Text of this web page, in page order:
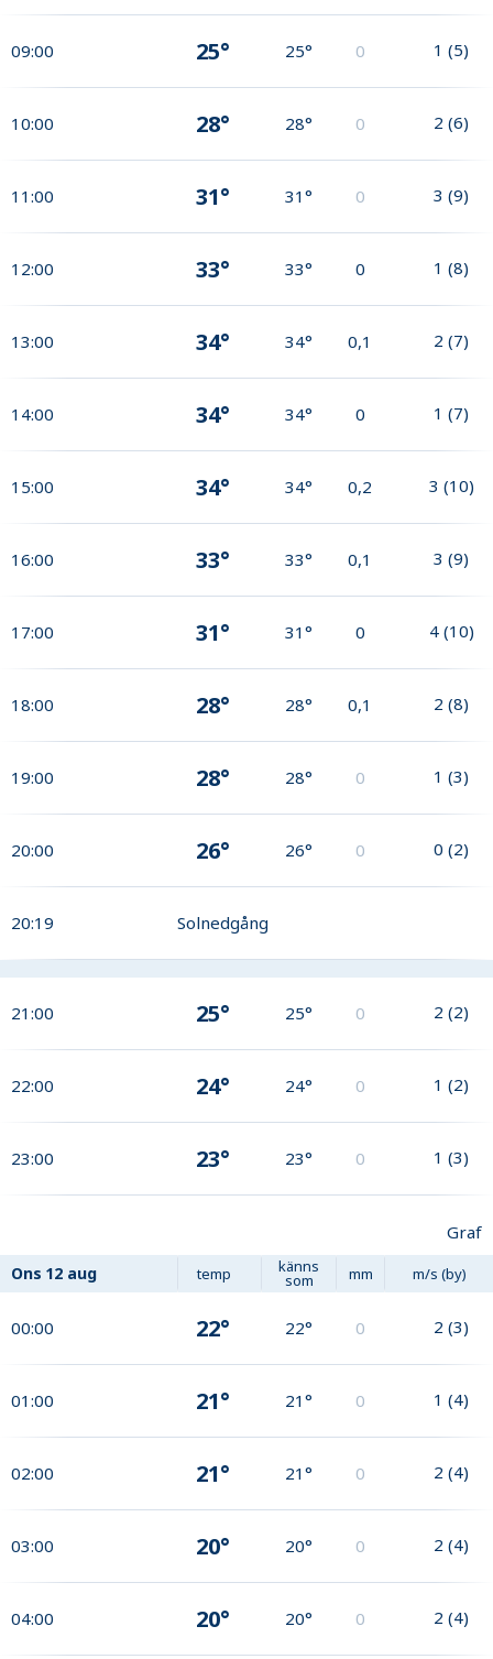
09:00 25° 25° 0 1 (5)
10:00 28° 28° 0 2 (6)
11:00 31° 31° 0 3 (9)
12:00 33° 33° 0 1 (8)
13:00 34° 34° 0,1 2 (7)
14:00 34° 34° 0 1 (7)
15:00 34° 34° 0,2 3 (10)
16:00 33° 33° 0,1 3 (9)
17:00 31° 31° 0 4 (10)
18:00 28° 28° 0,1 2 (8)
19:00 28° 28° 0 1 (3)
20:00 26° 26° 0 0 (2)
20:19 Solnedgång
21:00 25° 25° 0 2 (2)
22:00 24° 24° 0 1 (2)
23:00 23° 23° 0 1 (3)
Graf
Ons 12 aug temp känns
som mm m/s (by)
00:00 22° 22° 0 2 (3)
01:00 21° 21° 0 1 (4)
02:00 21° 21° 0 2 (4)
03:00 20° 20° 0 2 (4)
04:00 20° 20° 0 2 (4)